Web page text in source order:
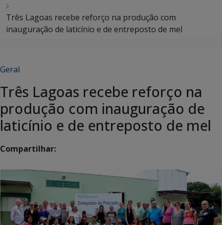
Três Lagoas recebe reforço na produção com
inauguração de laticínio e de entreposto de mel
Geral
Três Lagoas recebe reforço na
produção com inauguração de
laticínio e de entreposto de mel
Compartilhar: